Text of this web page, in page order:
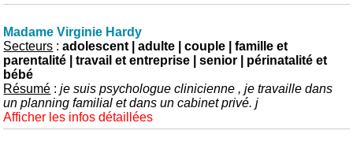
Madame Virginie Hardy
Secteurs :adolescent | adulte | couple | famille et
parentalité | travail et entreprise | senior | périnatalité et
bébé
Résumé :je suis psychologue clinicienne , je travaille dans
un planning familial et dans un cabinet privé. j
Afficher les infos détaillées